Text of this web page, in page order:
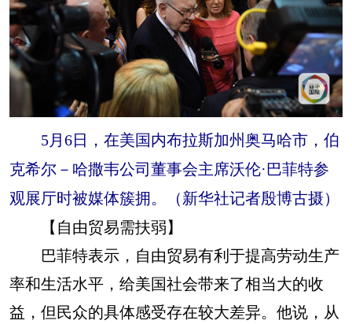
5月6日，在美国内布拉斯加州奥马哈市，伯
克希尔－哈撒韦公司董事会主席沃伦·巴菲特参
观展厅时被媒体簇拥。（新华社记者殷博古摄）
【自由贸易需扶弱】
巴菲特表示，自由贸易有利于提高劳动生产
率和生活水平，给美国社会带来了相当大的收
益，但民众的具体感受存在较大差异。他说，从